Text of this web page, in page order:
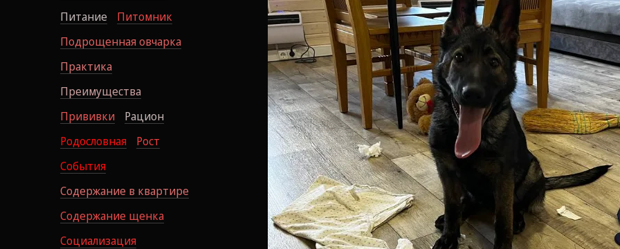
Питание
Питомник
Подрощенная овчарка
Практика
Преимущества
Прививки
Рацион
Родословная
Рост
События
Содержание в квартире
Содержание щенка
Социализация